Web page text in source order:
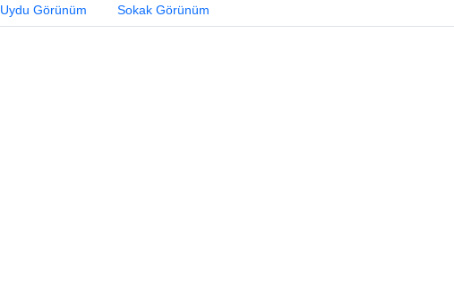
Uydu Görünüm Sokak Görünüm